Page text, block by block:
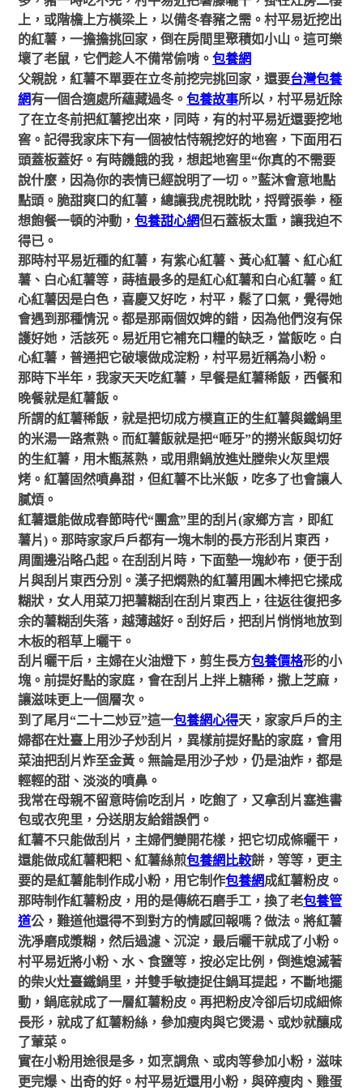
上，或階檐上方橫梁上，以備冬春豬之需。村平易近挖出
的紅薯，一擔擔挑回家，倒在房間里聚積如小山。這可樂
壞了老鼠，它們趁人不備常偷啃。包養網
父親說，紅薯不單要在立冬前挖完挑回家，還要台灣包養
網有一個合適處所蘊藏過冬。包養故事所以，村平易近除
了在立冬前把紅薯挖出來，同時，有的村平易近還要挖地
窖。記得我家床下有一個被怙恃親挖好的地窖 ，下面用石
頭蓋板蓋好。有時饑餓的我，想起地窖里“你真的不需要
說什麼，因為你的表情已經說明了一切。”藍沐會意地點
點頭。脆甜爽口的紅薯，總讓我虎視眈眈，捋臂張拳，極
想飽餐一頓的沖動，包養甜心網但石蓋板太重，讓我迫不
得已。
那時村平易近種的紅薯，有紫心紅薯、黃心紅薯、紅心紅
薯、白心紅薯等，蒔植最多的是紅心紅薯和白心紅薯。紅
心紅薯因是白色，喜慶又好吃，村平，鬆了口氣，覺得她
會遇到那種情況。都是那兩個奴婢的錯，因為他們沒有保
護好她，活該死。易近用它補充口糧的缺乏，當飯吃。白
心紅薯，普通把它破壞做成淀粉，村平易近稱為小粉。
那時下半年，我家天天吃紅薯，早餐是紅薯稀飯 ，西餐和
晚餐就是紅薯飯。
所謂的紅薯稀飯，就是把切成方樸直正的生紅薯與鐵鍋里
的米湯一路煮熟。而紅薯飯就是把“咂牙”的撈米飯與切好
的生紅薯，用木甑蒸熟，或用鼎鍋放進灶膛柴火灰里煨
烤。紅薯固然噴鼻甜，但紅薯不比米飯，吃多了也會讓人
膩煩。
紅薯還能做成春節時代“團盒”里的刮片(家鄉方言，即紅
薯片)。那時家家戶戶都有一塊木制的長方形刮片東西，
周圍邊沿略凸起。在刮刮片時，下面墊一塊紗布，便于刮
片與刮片東西分別。漢子把燜熟的紅薯用圓木棒把它揉成
糊狀，女人用菜刀把薯糊刮在刮片東西上，往返往復把多
余的薯糊刮失落，越薄越好。刮好后，把刮片悄悄地放到
木板的稻草上曬干。
刮片曬干后，主婦在火油燈下，剪生長方包養價格形的小
塊。前提好點的家庭，會在刮片上拌上糖稀，撒上芝麻，
讓滋味更上一個層次。
到了尾月“二十二炒豆”這一包養網心得天，家家戶戶的主
婦都在灶臺上用沙子炒刮片，異樣前提好點的家庭，會用
菜油把刮片炸至金黃。無論是用沙子炒，仍是油炸，都是
輕輕的甜、淡淡的噴鼻。
我常在母親不留意時偷吃刮片，吃飽了，又拿刮片塞進書
包或衣兜里，分送朋友給錯誤們。
紅薯不只能做刮片，主婦們變開花樣，把它切成條曬干，
還能做成紅薯粑粑、紅薯絲煎包養網比較餅，等等，更主
要的是紅薯能制作成小粉，用它制作包養網成紅薯粉皮。
那時制作紅薯粉皮，用的是傳統石磨手工，換了老包養管
道公，難道他還得不到對方的情感回報嗎？做法 。將紅薯
洗凈磨成漿糊，然后過濾、沉淀，最后曬干就成了小粉。
村平易近將小粉、水、食鹽等，按必定比例，倒進熄滅著
的柴火灶臺鐵鍋里，并雙手敏捷捉住鍋耳提起，不斷地擺
動，鍋底就成了一層紅薯粉皮。再把粉皮冷卻后切成細條
長形，就成了紅薯粉絲 ，參加瘦肉與它煲湯、或炒就釀成
了葷菜。
實在小粉用途很是多，如烹調魚、或肉等參加小粉，滋味
更完爆、出奇的好。村平易近還用小粉，與碎瘦肉、雞蛋